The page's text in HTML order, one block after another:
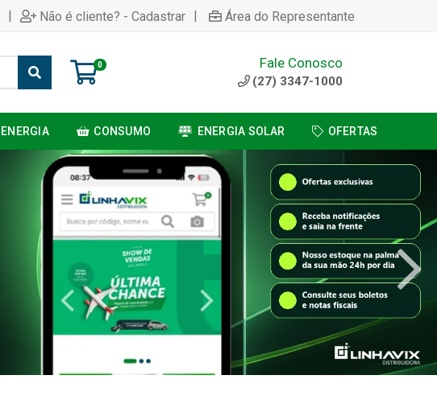
| Não é cliente? - Cadastrar | Área do Representante
0 Fale Conosco
(27) 3347-1000
ENERGIA CONSUMO ENERGIA SOLAR OFERTAS